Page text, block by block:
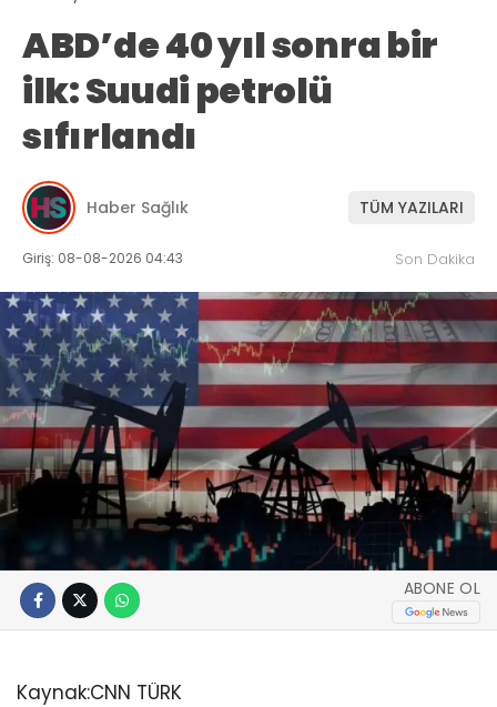
ABD’de 40 yıl sonra bir
ilk: Suudi petrolü
sıfırlandı
Haber Sağlık TÜM YAZILARI
Giriş: 08-08-2026 04:43 Son Dakika
ABONE OL
Kaynak:CNN TÜRK